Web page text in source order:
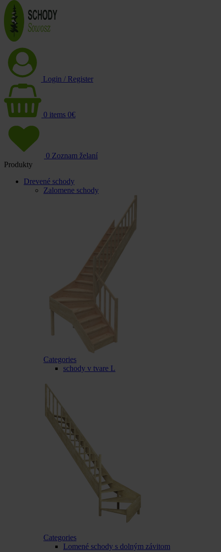
Login / Register
0 items 0€
0 Zoznam želaní
Produkty
Drevené schody
Zalomene schody
Categories
schody v tvare L
Categories
Lomené schody s dolným závitom